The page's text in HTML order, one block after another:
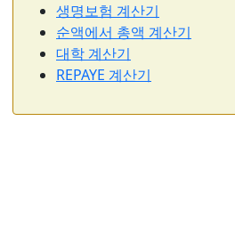
생명보험 계산기
순액에서 총액 계산기
대학 계산기
REPAYE 계산기